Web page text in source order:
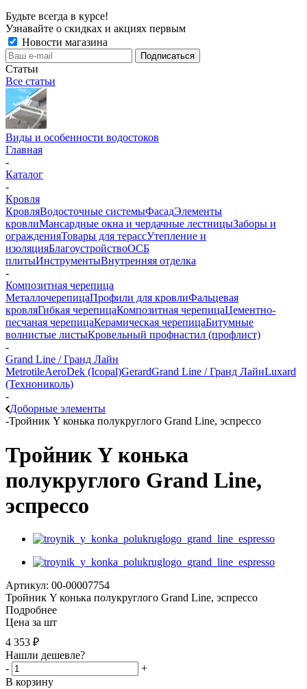
Будьте всегда в курсе!
Узнавайте о скидках и акциях первым
Новости магазина
Статьи
Все статьи
Виды и особенности водостоков
Главная
-
Каталог
-
Кровля
КровляВодосточные системыФасадЭлементы
кровлиМансардные окна и чердачные лестницыЗаборы и
огражденияТовары для терассУтепление и
изоляцияБлагоустройствоОСБ
плитыИнструментыВнутренняя отделка
-
Композитная черепица
МеталлочерепицаПрофили для кровлиФальцевая
кровляГибкая черепицаКомпозитная черепицаЦементно-
песчаная черепицаКерамическая черепицаБитумные
волнистые листыКровельный профнастил (профлист)
-
Grand Line / Гранд Лайн
MetrotileAeroDek (Icopal)GerardGrand Line / Гранд ЛайнLuxard
(Технониколь)
-
Доборные элементы
-Тройник Y конька полукруглого Grand Line, эспрессо
Тройник Y конька
полукруглого Grand Line,
эспрессо
Артикул: 00-00007754
Тройник Y конька полукруглого Grand Line, эспрессо
Подробнее
Цена за шт
4 353 ₽
Нашли дешевле?
-
+
В корзину